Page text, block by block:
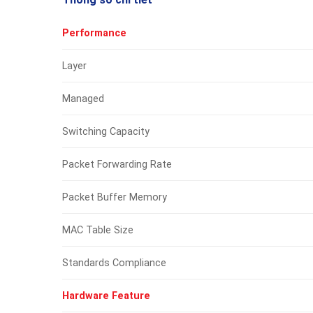
Performance
Layer
Managed
Switching Capacity
Packet Forwarding Rate
Packet Buffer Memory
MAC Table Size
Standards Compliance
Hardware Feature